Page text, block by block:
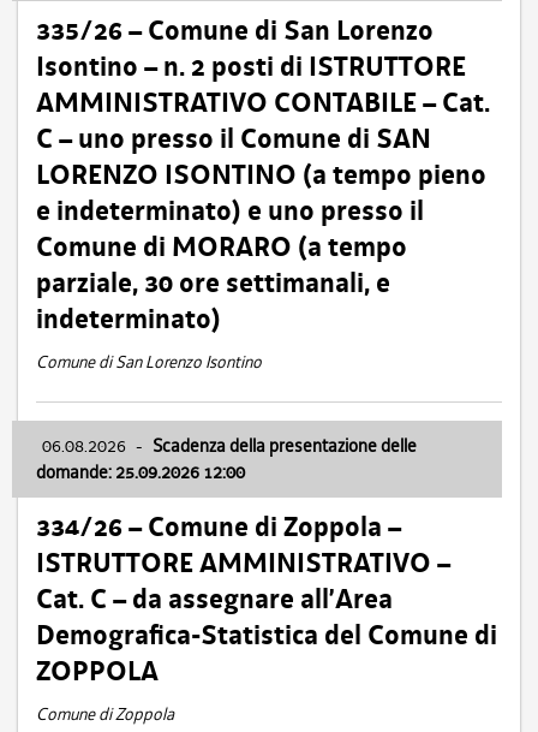
335/26 – Comune di San Lorenzo
Isontino – n. 2 posti di ISTRUTTORE
AMMINISTRATIVO CONTABILE – Cat.
C – uno presso il Comune di SAN
LORENZO ISONTINO (a tempo pieno
e indeterminato) e uno presso il
Comune di MORARO (a tempo
parziale, 30 ore settimanali, e
indeterminato)
Comune di San Lorenzo Isontino
06.08.2026 - Scadenza della presentazione delle
domande: 25.09.2026 12:00
334/26 – Comune di Zoppola –
ISTRUTTORE AMMINISTRATIVO –
Cat. C – da assegnare all’Area
Demografica-Statistica del Comune di
ZOPPOLA
Comune di Zoppola